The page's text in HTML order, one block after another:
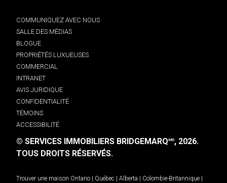
COMMUNIQUEZ AVEC NOUS
SALLE DES MÉDIAS
BLOGUE
PROPRIÉTÉS LUXUEUSES
COMMERCIAL
INTRANET
AVIS JURIDIQUE
CONFIDENTIALITÉ
TÉMOINS
ACCESSIBILITÉ
© SERVICES IMMOBILIERS BRIDGEMARQMD, 2026.
TOUS DROITS RÉSERVÉS.
Trouver une maison Ontario Québec Alberta Colombie-Britannique